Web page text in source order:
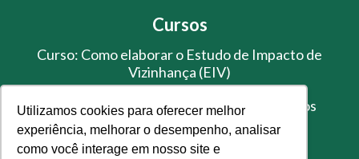
Utilizamos cookies para oferecer melhor
experiência, melhorar o desempenho, analisar
como você interage em nosso site e
Cursos
Curso: Como elaborar o Estudo de Impacto de
Vizinhança (EIV)
Treinamento de Gestão de Resíduos Sólidos